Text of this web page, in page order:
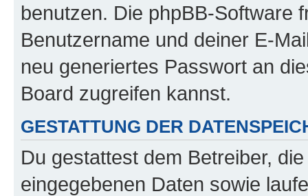
benutzen. Die phpBB-Software
Benutzername und deiner E-
neu generiertes Passwort an
Board zugreifen kannst.
GESTATTUNG DER
Du gestattest dem Betreiber,
eingegebenen Daten sowie